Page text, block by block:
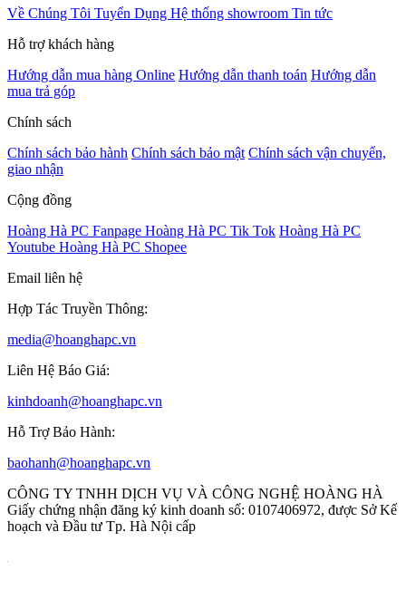
Về Chúng Tôi Tuyển Dụng Hệ thống showroom Tin tức
Hỗ trợ khách hàng
Hướng dẫn mua hàng Online Hướng dẫn thanh toán Hướng dẫn
mua trả góp
Chính sách
Chính sách bảo hành Chính sách bảo mật Chính sách vận chuyển,
giao nhận
Cộng đồng
Hoàng Hà PC Fanpage Hoàng Hà PC Tik Tok Hoàng Hà PC
Youtube Hoàng Hà PC Shopee
Email liên hệ
Hợp Tác Truyền Thông:
media@hoanghapc.vn
Liên Hệ Báo Giá:
kinhdoanh@hoanghapc.vn
Hỗ Trợ Bảo Hành:
baohanh@hoanghapc.vn
CÔNG TY TNHH DỊCH VỤ VÀ CÔNG NGHỆ HOÀNG HÀ
Giấy chứng nhận đăng ký kinh doanh số: 0107406972, được Sở Kế
hoạch và Đầu tư Tp. Hà Nội cấp